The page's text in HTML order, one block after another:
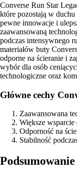
Converse Run Star
które pozostają w
pewne innowacje i
zaawansowaną
podczas intensywnego
materiałów buty
odporne na ścieranie i
wybór dla osób
technologiczne oraz
Główne cechy
Zaawansowana
Większe wsparcie
Odporność na
Stabilność
Podsumowanie